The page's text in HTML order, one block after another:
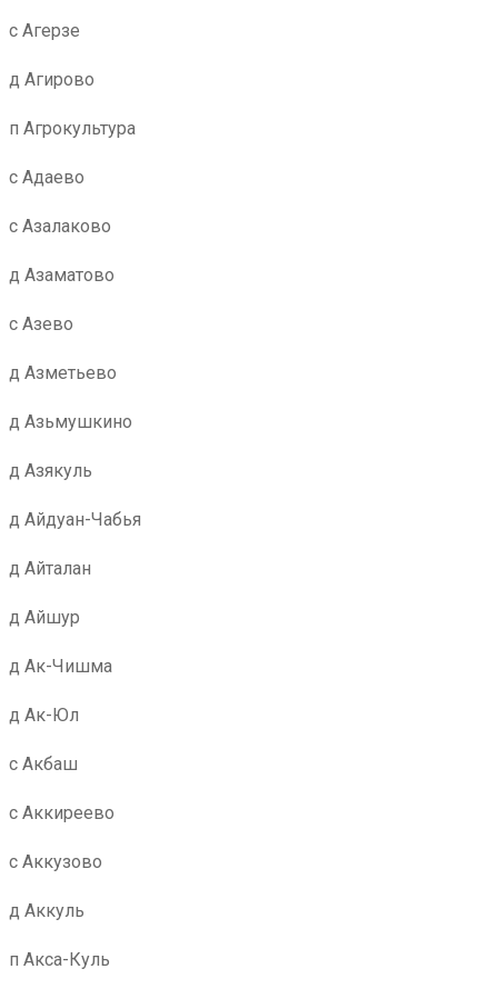
с Агерзе
д Агирово
п Агрокультура
с Адаево
с Азалаково
д Азаматово
с Азево
д Азметьево
д Азьмушкино
д Азякуль
д Айдуан-Чабья
д Айталан
д Айшур
д Ак-Чишма
д Ак-Юл
с Акбаш
с Аккиреево
с Аккузово
д Аккуль
п Акса-Куль